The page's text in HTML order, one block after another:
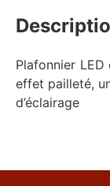
Plafonnier
effet pailleté,
d’éclairage